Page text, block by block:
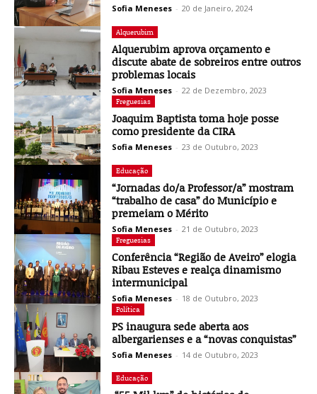
Sofia Meneses - 20 de Janeiro, 2024
Alquerubim
Alquerubim aprova orçamento e
discute abate de sobreiros entre outros
problemas locais
Sofia Meneses - 22 de Dezembro, 2023
Freguesias
Joaquim Baptista toma hoje posse
como presidente da CIRA
Sofia Meneses - 23 de Outubro, 2023
Educação
“Jornadas do/a Professor/a” mostram
“trabalho de casa” do Município e
premeiam o Mérito
Sofia Meneses - 21 de Outubro, 2023
Freguesias
Conferência “Região de Aveiro” elogia
Ribau Esteves e realça dinamismo
intermunicipal
Sofia Meneses - 18 de Outubro, 2023
Política
PS inaugura sede aberta aos
albergarienses e a “novas conquistas”
Sofia Meneses - 14 de Outubro, 2023
Educação